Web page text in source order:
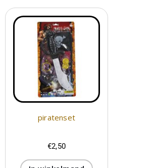
piratenset
€2,50